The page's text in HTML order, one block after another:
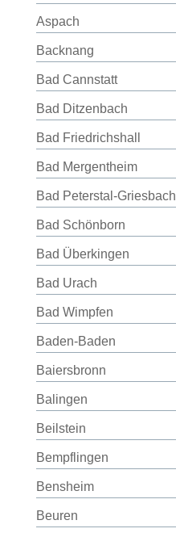
Aspach
Backnang
Bad Cannstatt
Bad Ditzenbach
Bad Friedrichshall
Bad Mergentheim
Bad Peterstal-Griesbach
Bad Schönborn
Bad Überkingen
Bad Urach
Bad Wimpfen
Baden-Baden
Baiersbronn
Balingen
Beilstein
Bempflingen
Bensheim
Beuren